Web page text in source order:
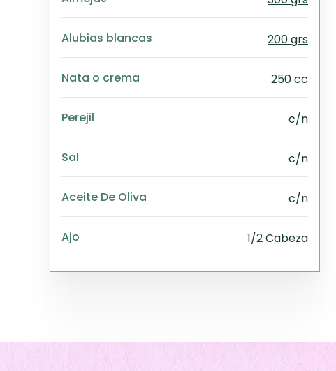
Alubias blancas 200 grs
Nata o crema 250 cc
Perejil c/n
Sal c/n
Aceite De Oliva c/n
Ajo 1/2 Cabeza